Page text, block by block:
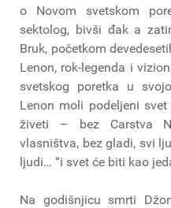
o Novom svetskom
sektolog, bivši đak a
Bruk, početkom
Lenon, rok-legenda i
svetskog poretka u
Lenon moli podeljeni
živeti – bez Carstva
vlasništva, bez gladi, svi
ljudi… “i svet će biti kao
Na godišnjicu smrti